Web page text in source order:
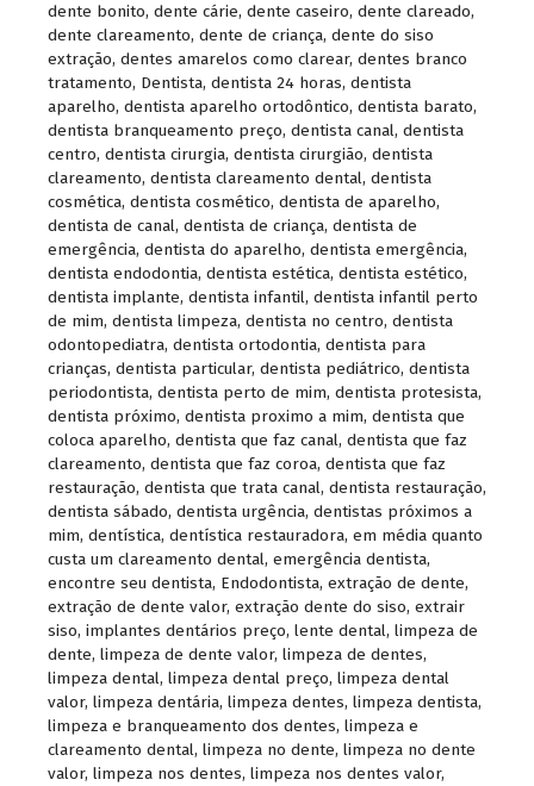
dente bonito, dente cárie, dente caseiro, dente clareado,
dente clareamento, dente de criança, dente do siso
extração, dentes amarelos como clarear, dentes branco
tratamento, Dentista, dentista 24 horas, dentista
aparelho, dentista aparelho ortodôntico, dentista barato,
dentista branqueamento preço, dentista canal, dentista
centro, dentista cirurgia, dentista cirurgião, dentista
clareamento, dentista clareamento dental, dentista
cosmética, dentista cosmético, dentista de aparelho,
dentista de canal, dentista de criança, dentista de
emergência, dentista do aparelho, dentista emergência,
dentista endodontia, dentista estética, dentista estético,
dentista implante, dentista infantil, dentista infantil perto
de mim, dentista limpeza, dentista no centro, dentista
odontopediatra, dentista ortodontia, dentista para
crianças, dentista particular, dentista pediátrico, dentista
periodontista, dentista perto de mim, dentista protesista,
dentista próximo, dentista proximo a mim, dentista que
coloca aparelho, dentista que faz canal, dentista que faz
clareamento, dentista que faz coroa, dentista que faz
restauração, dentista que trata canal, dentista restauração,
dentista sábado, dentista urgência, dentistas próximos a
mim, dentística, dentística restauradora, em média quanto
custa um clareamento dental, emergência dentista,
encontre seu dentista, Endodontista, extração de dente,
extração de dente valor, extração dente do siso, extrair
siso, implantes dentários preço, lente dental, limpeza de
dente, limpeza de dente valor, limpeza de dentes,
limpeza dental, limpeza dental preço, limpeza dental
valor, limpeza dentária, limpeza dentes, limpeza dentista,
limpeza e branqueamento dos dentes, limpeza e
clareamento dental, limpeza no dente, limpeza no dente
valor, limpeza nos dentes, limpeza nos dentes valor,